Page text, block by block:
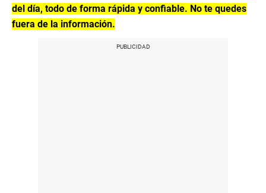
del día, todo de forma rápida y confiable. No te quedes
fuera de la información.